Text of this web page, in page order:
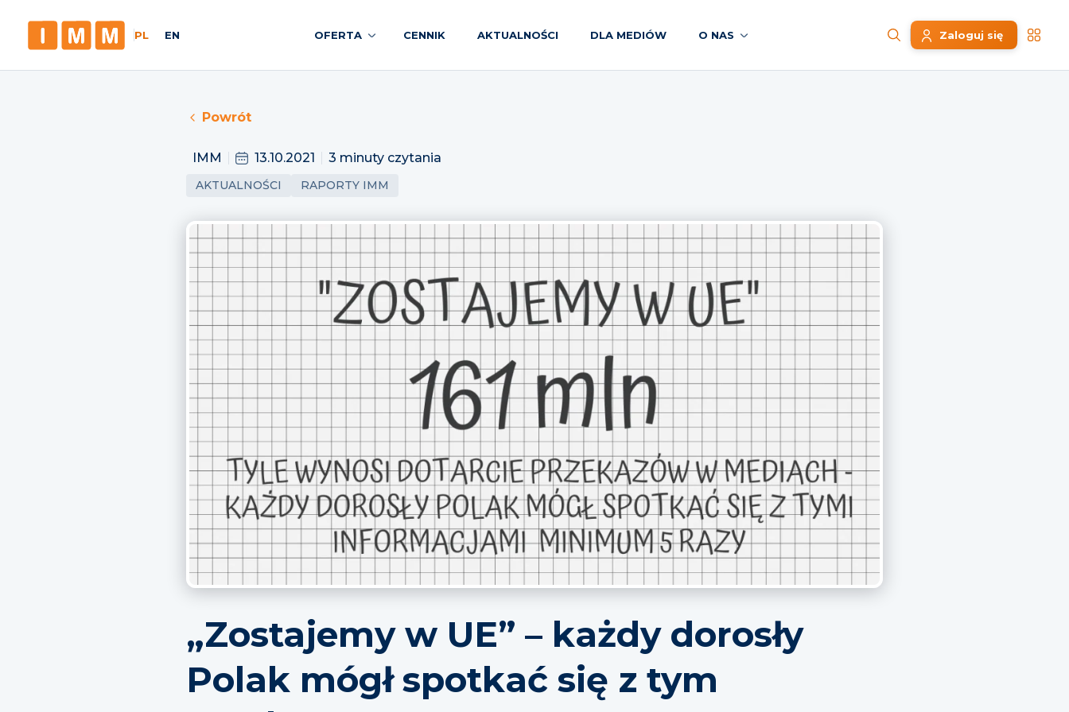
PL EN OFERTA CENNIK AKTUALNOŚCI DLA MEDIÓW O NAS Zaloguj się
Powrót
IMM 13.10.2021 3 minuty czytania
AKTUALNOŚCI RAPORTY IMM
„Zostajemy w UE” – każdy dorosły
Polak mógł spotkać się z tym